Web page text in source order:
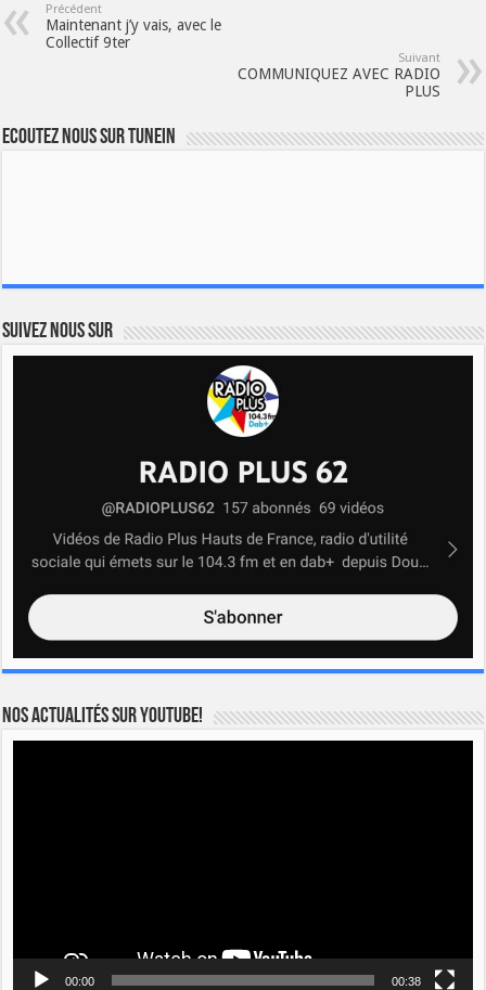
Précédent
Maintenant j’y vais, avec le
Collectif 9ter
Suivant
COMMUNIQUEZ AVEC RADIO
PLUS
Ecoutez nous sur TuneIn
Suivez nous sur
Nos actualités sur YOUTUBE!
00:00 00:38